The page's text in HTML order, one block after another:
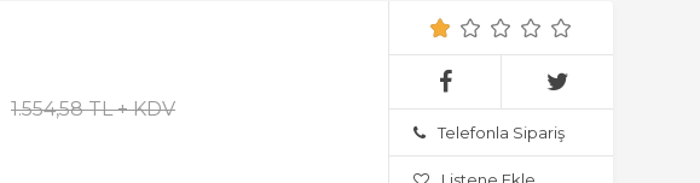
1.554,58 TL + KDV
Telefonla Sipariş